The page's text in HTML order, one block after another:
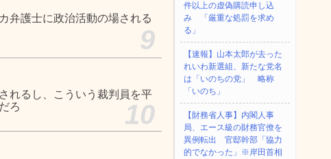
弁護士に政治活動の場される
9
れるし、こういう裁判員を平
ろ
10
件以上の虚偽購読申し込
み 「厳重な処罰を求め
る」
【速報】山本太郎が去った
れいわ新選組、新たな党名
は「いのちの党」 略称
「いのち」
【財務省人事】内閣人事
局、エース級の財務官僚を
異例転出 官邸幹部「協力
的でなかった」※岸田首相